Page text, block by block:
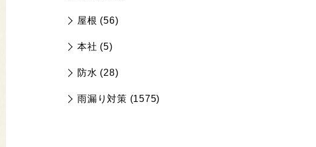
屋根 (56)
本社 (5)
防水 (28)
雨漏り対策 (1575)